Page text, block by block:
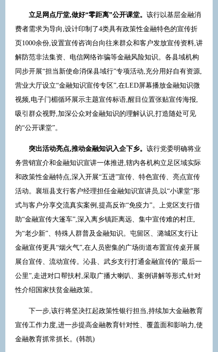
立足网点厅堂,做好“零距离”公开课堂。 该行以基层金融消
费者需求为导向,设计印制了4类具有政策性金融特色的宣传折
页1000余份,设置宣传咨询台向往来群众和客户发放宣传资料,讲
解防范非法集资、电信网络诈骗等金融风险知识。各县域机构
同步开展“担当新使命消保县域行”专项活动,充分用好自有资源,
营业大厅设立“金融知识宣传专区”,在LED屏幕播放金融知识微
视频,电子门楣循环展示主题宣传标语,醒目位置张贴宣传海报,
吸引群众视野,加深公众对金融知识的理解认识,打造随处可见
的“公开课堂”。
突出活动亮点,推动金融知识入企下乡。 该行党委明确将业
务营销宣介和金融知识宣讲一体推进,辖内各机构立足区域实际
和政策性金融特点,深入开展“五进”宣传、特色宣传、亮点宣传
活动。襄垣县支行客户经理担任金融知识宣讲员,以“小课堂”形
式与客户分享交流真实案例,提高反诈“免疫力”。上党区支行借
助“金融宣传大篷车”,深入离乡镇距离远、集中宣传难的村庄,
为“老少新”、特殊人群普及金融知识。屯留区、潞城区支行让
金融宣传更具“烟火气”,在人员密集的广场街道布置宣传桌开展
展台宣传、流动宣传。沁县、武乡支行打通金融宣传的“最后一
公里”,走进对口帮扶村,采取广播大喇叭、案例讲解等形式,针对
性介绍国家扶贫金融政策。
下一步,该行将坚决扛起政策性银行担当,持续加大金融教育
宣传工作力度,进一步提高金融教育针对性、覆盖面和影响力,使
金融教育抓常抓长。(韩凯)